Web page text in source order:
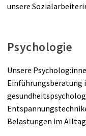
Kur
unsere
Psychologie
Unsere
Einführungsberatung
Belastungen im